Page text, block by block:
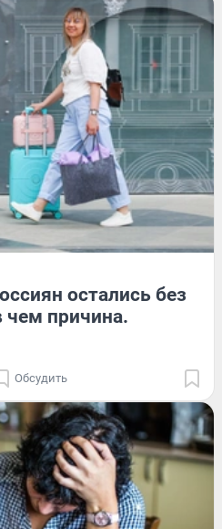
остались без
чем причина.
Обсудить